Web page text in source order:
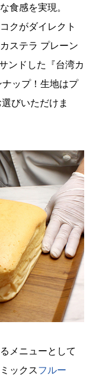
食感を実現。
クがダイレクト
ステラ プレーン
ンドした『台湾カ
ップ！生地はプ
びいただけま
メニューとして
ックスフルー